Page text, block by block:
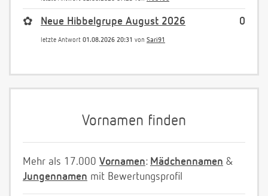
0
✿ Neue Hibbelgrupe August 2026
letzte Antwort 01.08.2026 20:31 von Sari91
Vornamen finden
Mehr als 17.000 Vornamen: Mädchennamen &
Jungennamen mit Bewertungsprofil